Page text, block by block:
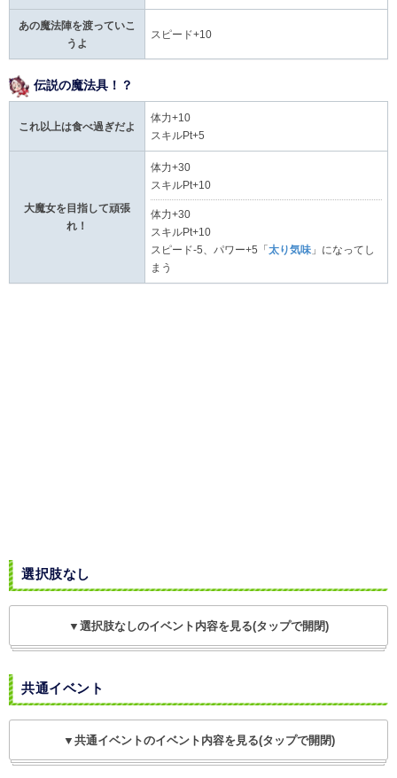
あの魔法陣を渡っていこ
うよ
スピード+10
伝説の魔法具！？
これ以上は食べ過ぎだよ
体力+10
スキルPt+5
大魔女を目指して頑張
れ！
体力+30
スキルPt+10
体力+30
スキルPt+10
スピード-5、パワー+5「 太り気味 」になってし
まう
選択肢なし
▼選択肢なしのイベント内容を見る(タップで開閉)
共通イベント
▼共通イベントのイベント内容を見る(タップで開閉)